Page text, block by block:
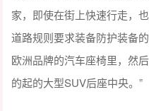
家，即使在街上快速行走，
道路规则要求装备防护装备
欧洲品牌的汽车座椅里，然
的起的大型SUV后座中央。”